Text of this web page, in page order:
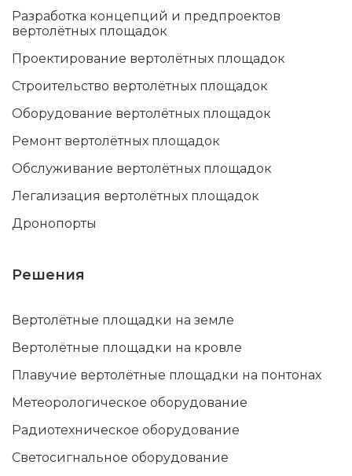
Разработка концепций и предпроектов
вертолётных площадок
Проектирование вертолётных площадок
Строительство вертолётных площадок
Оборудование вертолётных площадок
Ремонт вертолётных площадок
Обслуживание вертолётных площадок
Легализация вертолётных площадок
Дронопорты
Решения
Вертолётные площадки на земле
Вертолётные площадки на кровле
Плавучие вертолётные площадки на понтонах
Метеорологическое оборудование
Радиотехническое оборудование
Светосигнальное оборудование